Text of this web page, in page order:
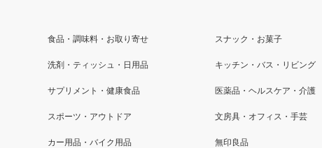
食品・調味料・お取り寄せ スナック・お菓子
洗剤・ティッシュ・日用品 キッチン・バス・リビング
サプリメント・健康食品 医薬品・ヘルスケア・介護
スポーツ・アウトドア 文房具・オフィス・手芸
カー用品・バイク用品 無印良品